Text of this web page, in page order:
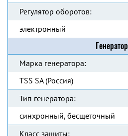
Регулятор оборотов:
электронный
Генератор
Марка генератора:
TSS SA (Россия)
Тип генератора:
синхронный, бесщеточный
Класс защиты: